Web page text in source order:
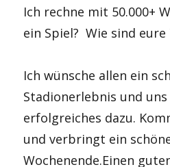
Ich rechne mit 50.000+
ein Spiel? Wie sind eure
Ich wünsche allen ein
Stadionerlebnis und
erfolgreiches dazu.
und verbringt ein
Wochenende.Einen